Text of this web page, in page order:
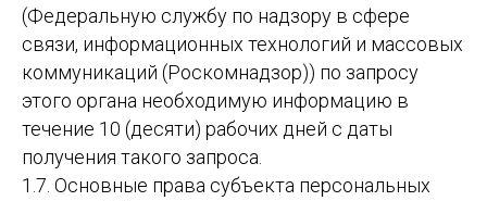
(Федеральную службу по надзору в сфере
связи, информационных технологий и массовых
коммуникаций (Роскомнадзор)) по запросу
этого органа необходимую информацию в
течение 10 (десяти) рабочих дней с даты
получения такого запроса.
1.7. Основные права субъекта персональных